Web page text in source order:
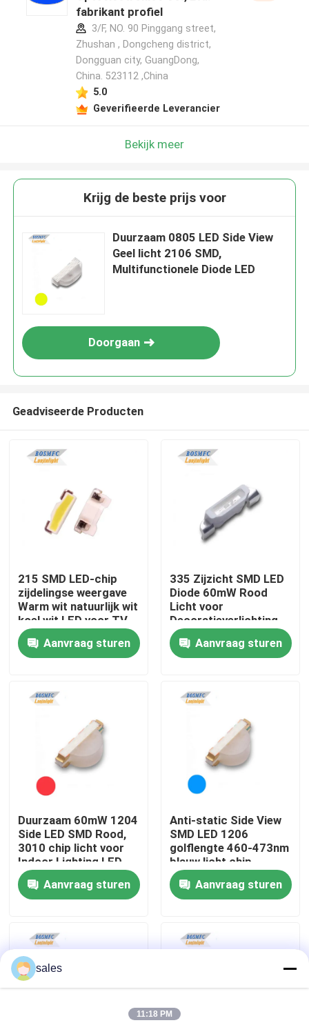
Thuis
VR-show
Over ons
Fabrieksreis
Kwaliteitscontrole
Contacteer ons
nieuws
fabrikant profiel
3/F, NO. 90 Pinggang street,
Zhushan , Dongcheng district,
Dongguan city, GuangDong,
China. 523112 ,China
5.0
Geverifieerde Leverancier
Bekijk meer
Krijg de beste prijs voor
Duurzaam 0805 LED Side View
Geel licht 2106 SMD,
Multifunctionele Diode LED
Doorgaan
Geadviseerde Producten
215 SMD LED-chip
zijdelingse weergave
Warm wit natuurlijk wit
koel wit LED voor TV-
achterlichtdiode
Aanvraag sturen
335 Zijzicht SMD LED
Diode 60mW Rood
Licht voor
Decoratieverlichting
Aanvraag sturen
Duurzaam 60mW 1204
Side LED SMD Rood,
3010 chip licht voor
Indoor Lighting LED
Lamp Perlen
Aanvraag sturen
Anti-static Side View
SMD LED 1206
golflengte 460-473nm
blauw licht chip
Aanvraag sturen
sales
11:18 PM